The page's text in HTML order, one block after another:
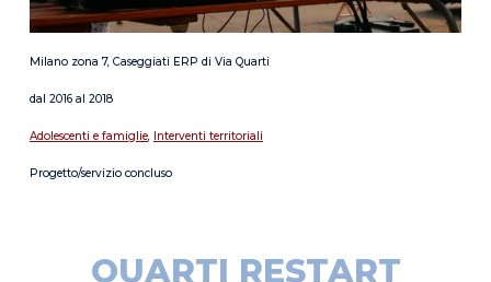
QUARTI RESTART
Milano zona 7, Caseggiati ERP di Via Quarti
dal 2016 al 2018
Adolescenti e famiglie Interventi territoriali
Progetto/servizio concluso